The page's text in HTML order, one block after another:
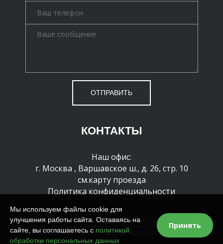
ОТПРАВИТЬ
КОНТАКТЫ
Наш офис:
г. Москва , Варшавское ш., д. 26, стр. 10
см.карту проезда
Политика конфиденциальности
Все права защищены и охраняются законом. © 1995-2026 г. При полном или
частичном цитировании информации гиперссылка на сайт обязательна
Политика в отношении обработки персональных данных
Мы используем файлы cookie для
улучшения работы сайта. Оставаясь на
сайте, вы соглашаетесь с политикой
обработки персональных данных
Принять